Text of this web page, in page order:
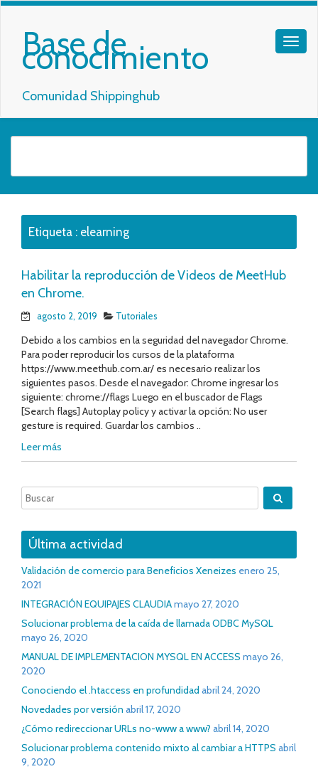
Base de
conocimiento
Comunidad Shippinghub
Etiqueta : elearning
Habilitar la reproducción de Videos de MeetHub
en Chrome.
agosto 2, 2019 Tutoriales
Debido a los cambios en la seguridad del navegador Chrome.
Para poder reproducir los cursos de la plataforma
https://www.meethub.com.ar/ es necesario realizar los
siguientes pasos. Desde el navegador: Chrome ingresar los
siguiente: chrome://flags Luego en el buscador de Flags
[Search flags] Autoplay policy y activar la opción: No user
gesture is required. Guardar los cambios ..
Leer más
Última actividad
Validación de comercio para Beneficios Xeneizes enero 25,
2021
INTEGRACIÓN EQUIPAJES CLAUDIAmayo 27, 2020
Solucionar problema de la caída de llamada ODBC MySQL
mayo 26, 2020
MANUAL DE IMPLEMENTACION MYSQL EN ACCESS mayo 26,
2020
Conociendo el .htaccess en profundidad abril 24, 2020
Novedades por versión abril 17, 2020
¿Cómo redireccionar URLs no-www a www? abril 14, 2020
Solucionar problema contenido mixto al cambiar a HTTPS abril
9, 2020